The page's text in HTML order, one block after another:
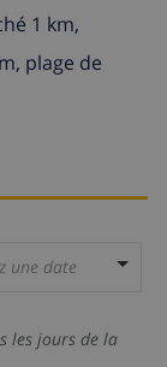
1 km,
plage de
une date
les jours de la